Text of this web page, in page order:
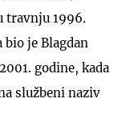
travnju 1996.
je Blagdan
godine, kada
službeni naziv